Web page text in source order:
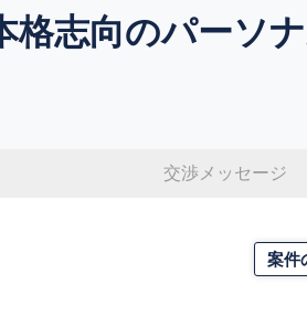
格志向のパーソ
交渉メッセージ
案件